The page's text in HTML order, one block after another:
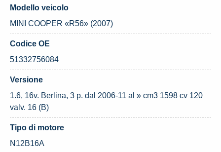
Modello veicolo
MINI COOPER «R56» (2007)
Codice OE
51332756084
Versione
1.6, 16v. Berlina, 3 p. dal 2006-11 al » cm3 1598 cv 120
valv. 16 (B)
Tipo di motore
N12B16A